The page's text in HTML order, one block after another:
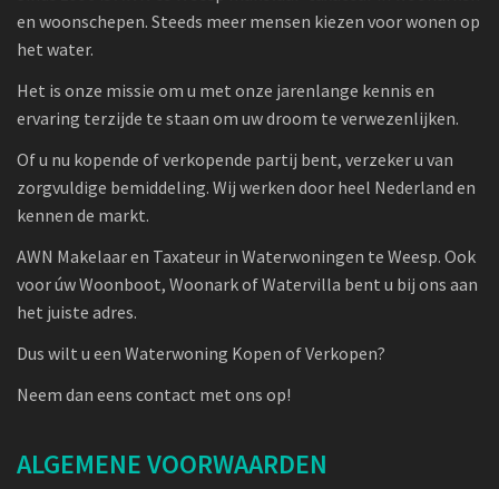
en woonschepen. Steeds meer mensen kiezen voor wonen op
het water.
Het is onze missie om u met onze jarenlange kennis en
ervaring terzijde te staan om uw droom te verwezenlijken.
Of u nu kopende of verkopende partij bent, verzeker u van
zorgvuldige bemiddeling. Wij werken door heel Nederland en
kennen de markt.
AWN Makelaar en Taxateur in Waterwoningen te Weesp. Ook
voor úw Woonboot, Woonark of Watervilla bent u bij ons aan
het juiste adres.
Dus wilt u een Waterwoning Kopen of Verkopen?
Neem dan eens contact met ons op!
ALGEMENE VOORWAARDEN